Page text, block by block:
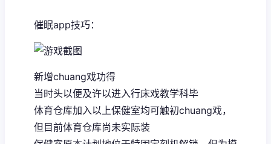
催眠app技巧：
新增chuang戏功得
当时头以便及许以进入行床戏教学科毕
体育仓库加入以上保健室均可触初chuang戏，
但目前体育仓库尚未实际装